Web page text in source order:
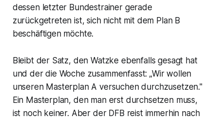
dessen letzter Bundestrainer gerade
zurückgetreten ist, sich nicht mit dem Plan B
beschäftigen möchte.
Bleibt der Satz, den Watzke ebenfalls gesagt hat
und der die Woche zusammenfasst: „Wir wollen
unseren Masterplan A versuchen durchzusetzen."
Ein Masterplan, den man erst durchsetzen muss,
ist noch keiner. Aber der DFB reist immerhin nach